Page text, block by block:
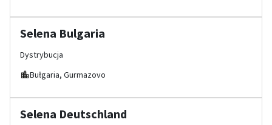
Selena Bulgaria
Dystrybucja
Bułgaria, Gurmazovo
Selena Deutschland